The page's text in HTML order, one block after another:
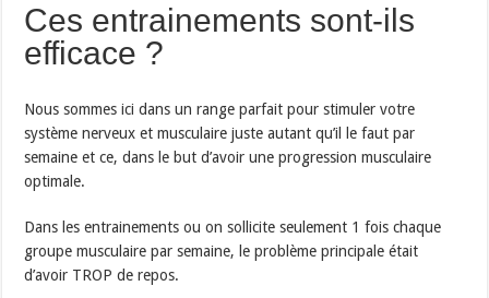
Ces entrainements sont-ils
efficace ?
Nous sommes ici dans un range parfait pour stimuler votre
système nerveux et musculaire juste autant qu’il le faut par
semaine et ce, dans le but d’avoir une progression musculaire
optimale.
Dans les entrainements ou on sollicite seulement 1 fois chaque
groupe musculaire par semaine, le problème principale était
d’avoir TROP de repos.